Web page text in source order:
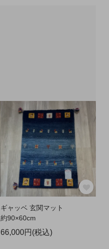
ギャッベ 玄関マット
約90×60cm
66,000円(税込)